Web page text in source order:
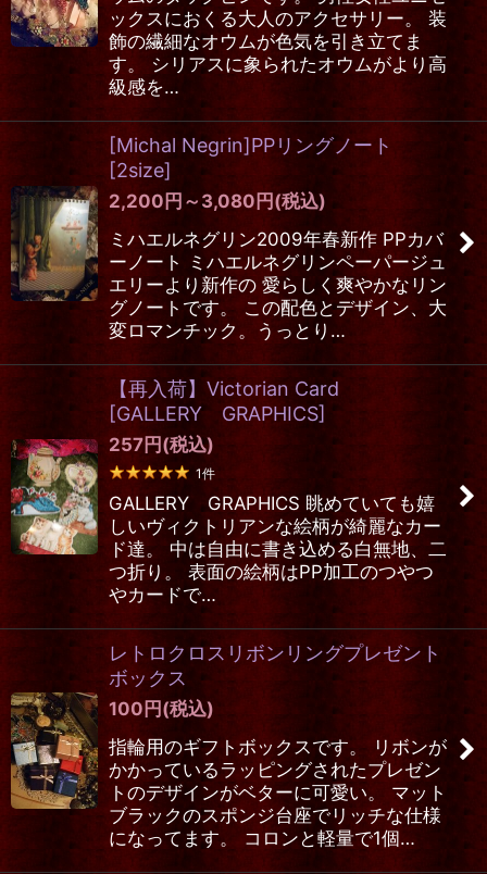
ックスにおくる大人のアクセサリー。 装
飾の繊細なオウムが色気を引き立てま
す。 シリアスに象られたオウムがより高
級感を…
[Michal Negrin]PPリングノート
[2size]
2,200 円 ～3,080 円 (税込)
ミハエルネグリン2009年春新作 PPカバ
ーノート ミハエルネグリンペーパージュ
エリーより新作の 愛らしく爽やかなリン
グノートです。 この配色とデザイン、大
変ロマンチック。うっとり…
【再入荷】Victorian Card
[GALLERY GRAPHICS]
257円 (税込)
1件
GALLERY GRAPHICS 眺めていても嬉
しいヴィクトリアンな絵柄が綺麗なカー
ド達。 中は自由に書き込める白無地、二
つ折り。 表面の絵柄はPP加工のつやつ
やカードで…
レトロクロスリボンリングプレゼント
ボックス
100円(税込)
指輪用のギフトボックスです。 リボンが
かかっているラッピングされたプレゼン
トのデザインがベターに可愛い。 マット
ブラックのスポンジ台座でリッチな仕様
になってます。 コロンと軽量で1個…